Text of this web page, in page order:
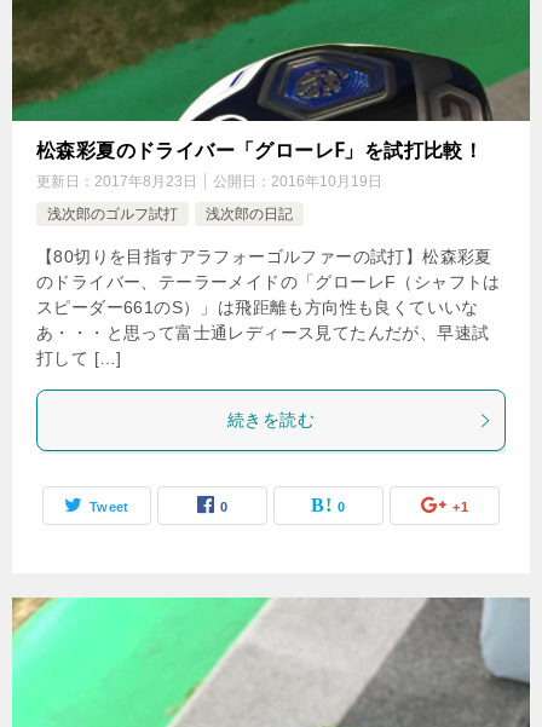
松森彩夏のドライバー「グローレF」を試打比較！
更新日： 2017年8月23日 公開日： 2016年10月19日
浅次郎のゴルフ試打
浅次郎の日記
【80切りを目指すアラフォーゴルファーの試打】松森彩夏
のドライバー、テーラーメイドの「グローレF（シャフトは
スピーダー661のS）」は飛距離も方向性も良くていいな
あ・・・と思って富士通レディース見てたんだが、早速試
打して […]
続きを読む
Tweet 0 0 +1